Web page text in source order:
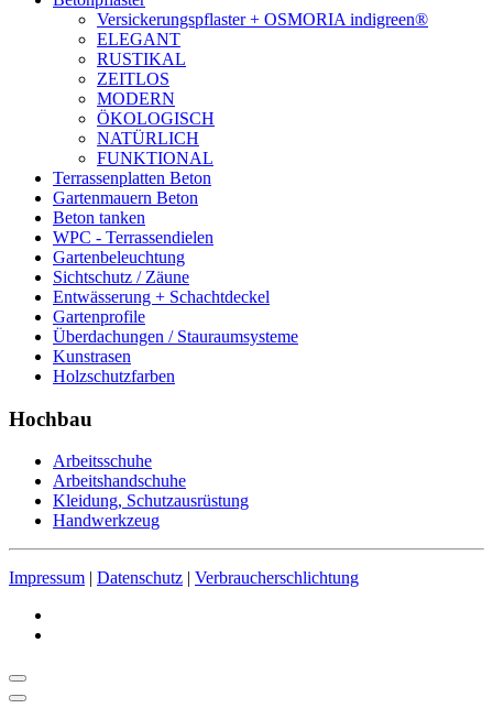
Versickerungspflaster + OSMORIA indigreen®
ELEGANT
RUSTIKAL
ZEITLOS
MODERN
ÖKOLOGISCH
NATÜRLICH
FUNKTIONAL
Terrassenplatten Beton
Gartenmauern Beton
Beton tanken
WPC - Terrassendielen
Gartenbeleuchtung
Sichtschutz / Zäune
Entwässerung + Schachtdeckel
Gartenprofile
Überdachungen / Stauraumsysteme
Kunstrasen
Holzschutzfarben
Hochbau
Arbeitsschuhe
Arbeitshandschuhe
Kleidung, Schutzausrüstung
Handwerkzeug
Impressum | Datenschutz | Verbraucherschlichtung